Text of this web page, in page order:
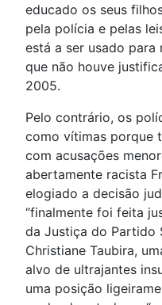
educado os seus
pela polícia e pelas
está a ser usado para
que não houve
2005.
Pelo contrário, os
como vítimas porque
com acusações
abertamente racista
elogiado a decisão
“finalmente foi feita
da Justiça do Partido
Christiane Taubira,
alvo de ultrajantes
uma posição